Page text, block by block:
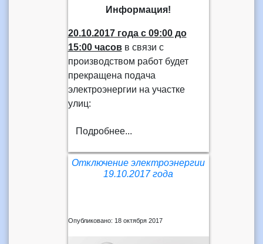
Информация!
20.10.2017 годас 09:00 до
15:00 часовв связи с
производством работ будет
прекращена подача
электроэнергии на участке
улиц:
Подробнее...
Отключение электроэнергии
19.10.2017 года
Опубликовано: 18 октября 2017